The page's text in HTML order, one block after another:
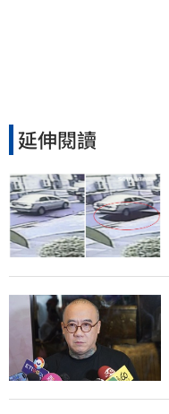
延伸閱讀